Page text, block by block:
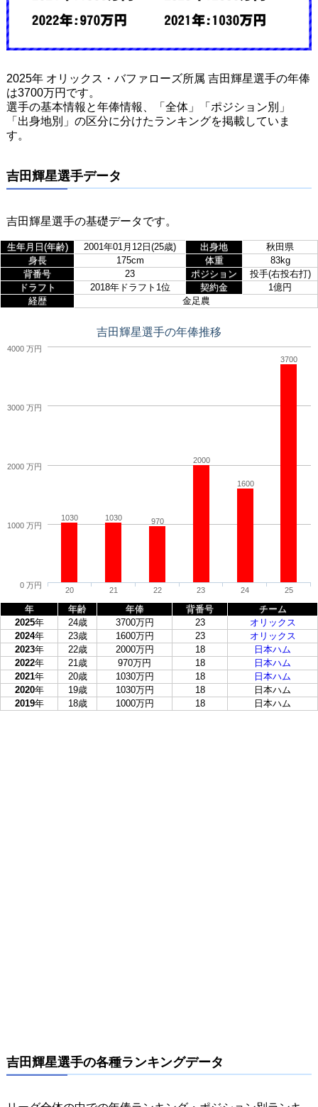
2025年 オリックス・バファローズ所属 吉田輝星選手の年俸
は3700万円です。
選手の基本情報と年俸情報、「全体」「ポジション別」
「出身地別」の区分に分けたランキングを掲載していま
す。
吉田輝星選手データ
吉田輝星選手の基礎データです。
生年月日(年齢) 2001年01月12日(25歳) 出身地
秋田県
身長
175cm 体重
83kg
背番号
23 ポジション
投手(右投右打)
ドラフト
2018年ドラフト1位 契約金
1億円
経歴
金足農
吉田輝星選手の年俸推移
1030 1030 970
2000
1600
3700
20 21 22 23 24 25
0 万円
1000 万円
2000 万円
3000 万円
4000 万円
年 年齢 年俸 背番号
チーム
2025年 24歳 3700万円 23
オリックス
2024年 23歳 1600万円 23
オリックス
2023年 22歳 2000万円 18
日本ハム
2022年 21歳 970万円 18
日本ハム
2021年 20歳 1030万円 18
日本ハム
2020年 19歳 1030万円 18
日本ハム
2019年 18歳 1000万円 18 日本ハム
吉田輝星選手の各種ランキングデータ